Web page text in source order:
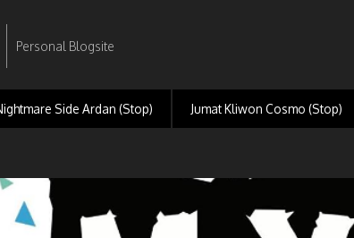
Personal Blogsite
Side Ardan (Stop) Jumat Kliwon Cosmo (Stop)